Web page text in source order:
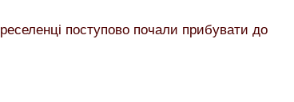
поступово почали прибувати до